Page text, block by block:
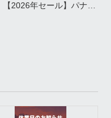
【2026年セール】パナソ